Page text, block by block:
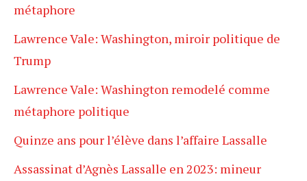
métaphore
Lawrence Vale: Washington, miroir politique de
Trump
Lawrence Vale: Washington remodelé comme
métaphore politique
Quinze ans pour l’élève dans l’affaire Lassalle
Assassinat d’Agnès Lassalle en 2023: mineur